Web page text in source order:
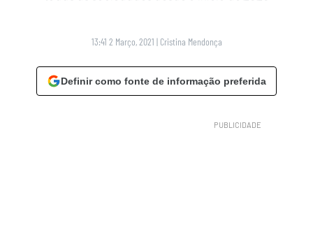
13:41 2 Março, 2021 | Cristina Mendonça
Definir como fonte de informação preferida